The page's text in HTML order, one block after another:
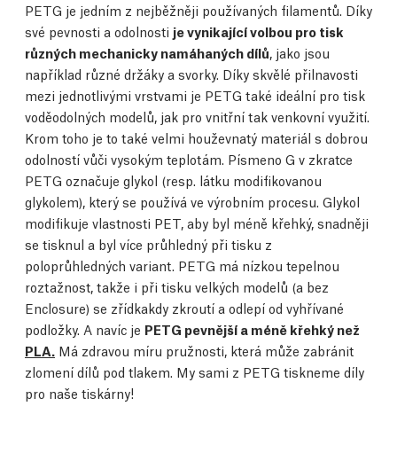
PETG je jedním z nejběžněji používaných filamentů. Díky
své pevnosti a odolnosti je vynikající volbou pro tisk
různých mechanicky namáhaných dílů, jako jsou
například různé držáky a svorky. Díky skvělé přilnavosti
mezi jednotlivými vrstvami je PETG také ideální pro tisk
voděodolných modelů, jak pro vnitřní tak venkovní využití.
Krom toho je to také velmi houževnatý materiál s dobrou
odolností vůči vysokým teplotám. Písmeno G v zkratce
PETG označuje glykol (resp. látku modifikovanou
glykolem), který se používá ve výrobním procesu. Glykol
modifikuje vlastnosti PET, aby byl méně křehký, snadněji
se tisknul a byl více průhledný při tisku z
poloprůhledných variant. PETG má nízkou tepelnou
roztažnost, takže i při tisku velkých modelů (a bez
Enclosure) se zřídkakdy zkroutí a odlepí od vyhřívané
podložky. A navíc je PETG pevnější a méně křehký než
PLA. Má zdravou míru pružnosti, která může zabránit
zlomení dílů pod tlakem. My sami z PETG tiskneme díly
pro naše tiskárny!